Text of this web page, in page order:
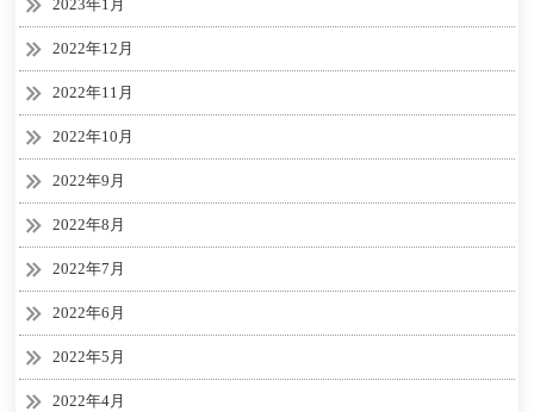
2023年1月
2022年12月
2022年11月
2022年10月
2022年9月
2022年8月
2022年7月
2022年6月
2022年5月
2022年4月